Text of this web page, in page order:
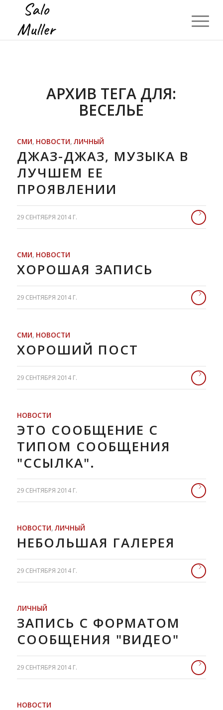
АРХИВ ТЕГА ДЛЯ:
ВЕСЕЛЬЕ
СМИ, НОВОСТИ, ЛИЧНЫЙ
ДЖАЗ-ДЖАЗ, МУЗЫКА В
ЛУЧШЕМ ЕЕ
ПРОЯВЛЕНИИ
29 СЕНТЯБРЯ 2014 Г.
СМИ, НОВОСТИ
ХОРОШАЯ ЗАПИСЬ
29 СЕНТЯБРЯ 2014 Г.
СМИ, НОВОСТИ
ХОРОШИЙ ПОСТ
29 СЕНТЯБРЯ 2014 Г.
НОВОСТИ
ЭТО СООБЩЕНИЕ С
ТИПОМ СООБЩЕНИЯ
"ССЫЛКА".
29 СЕНТЯБРЯ 2014 Г.
НОВОСТИ, ЛИЧНЫЙ
НЕБОЛЬШАЯ ГАЛЕРЕЯ
29 СЕНТЯБРЯ 2014 Г.
ЛИЧНЫЙ
ЗАПИСЬ С ФОРМАТОМ
СООБЩЕНИЯ "ВИДЕО"
29 СЕНТЯБРЯ 2014 Г.
НОВОСТИ